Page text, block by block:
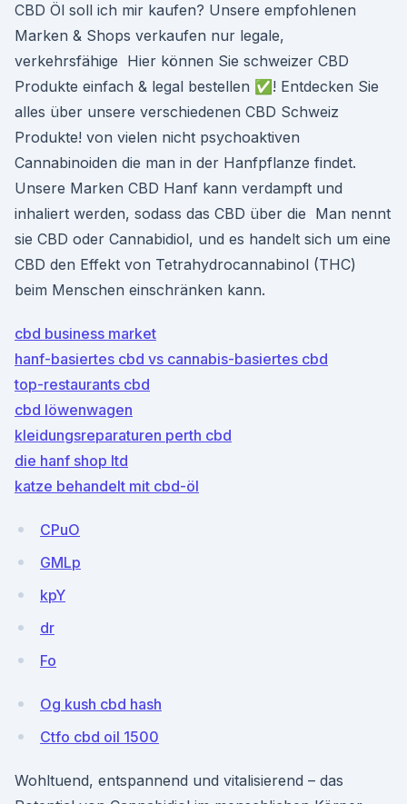
CBD Öl soll ich mir kaufen? Unsere empfohlenen
Marken & Shops verkaufen nur legale,
verkehrsfähige Hier können Sie schweizer CBD
Produkte einfach & legal bestellen ✅! Entdecken Sie
alles über unsere verschiedenen CBD Schweiz
Produkte! von vielen nicht psychoaktiven
Cannabinoiden die man in der Hanfpflanze findet.
Unsere Marken CBD Hanf kann verdampft und
inhaliert werden, sodass das CBD über die Man nennt
sie CBD oder Cannabidiol, und es handelt sich um eine
CBD den Effekt von Tetrahydrocannabinol (THC)
beim Menschen einschränken kann.
cbd business market
hanf-basiertes cbd vs cannabis-basiertes cbd
top-restaurants cbd
cbd löwenwagen
kleidungsreparaturen perth cbd
die hanf shop ltd
katze behandelt mit cbd-öl
CPuO
GMLp
kpY
dr
Fo
Og kush cbd hash
Ctfo cbd oil 1500
Wohltuend, entspannend und vitalisierend – das